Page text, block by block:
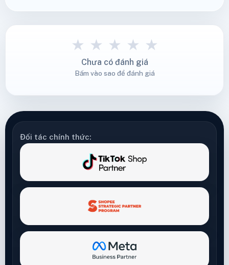
★ ★ ★ ★ ★
Chưa có đánh giá
Bấm vào sao để đánh giá
Đối tác chính thức: